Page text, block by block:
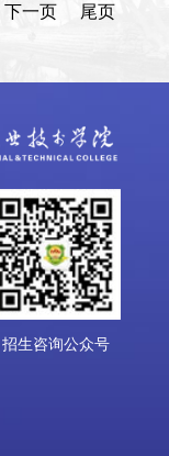
下一页 尾页
招生咨询公众号